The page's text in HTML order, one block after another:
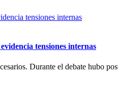
tensiones internas
Durante el debate hubo